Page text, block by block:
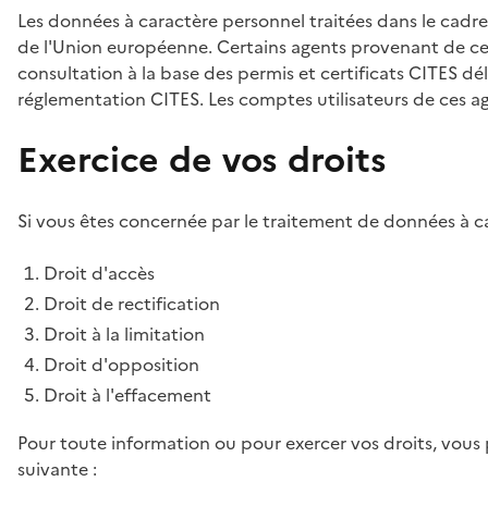
Les données à caractère personnel traitées dans le
de l'Union européenne. Certains agents provenant de
consultation à la base des permis et certificats CITES
réglementation CITES. Les comptes utilisateurs de ces
Exercice de vos droits
Si vous êtes concernée par le traitement de données à
Droit d'accès
Droit de rectification
Droit à la limitation
Droit d'opposition
Droit à l'effacement
Pour toute information ou pour exercer vos droits,
suivante :